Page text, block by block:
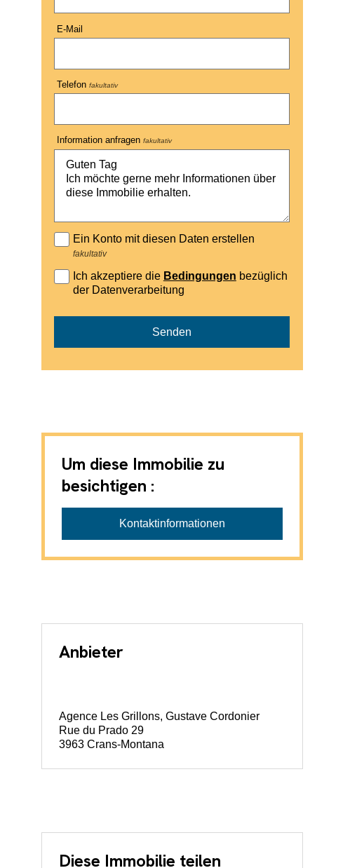
E-Mail
Telefonfakultativ
Information anfragenfakultativ
Ein Konto mit diesen Daten erstellen
fakultativ
Ich akzeptiere die Bedingungen bezüglich
der Datenverarbeitung
Senden
Um diese Immobilie zu
besichtigen :
Agence Les Grillons, Gustave Cordonier
Kontaktinformationen
Anbieter
Agence Les Grillons, Gustave Cordonier
Rue du Prado 29
3963 Crans-Montana
Diese Immobilie teilen